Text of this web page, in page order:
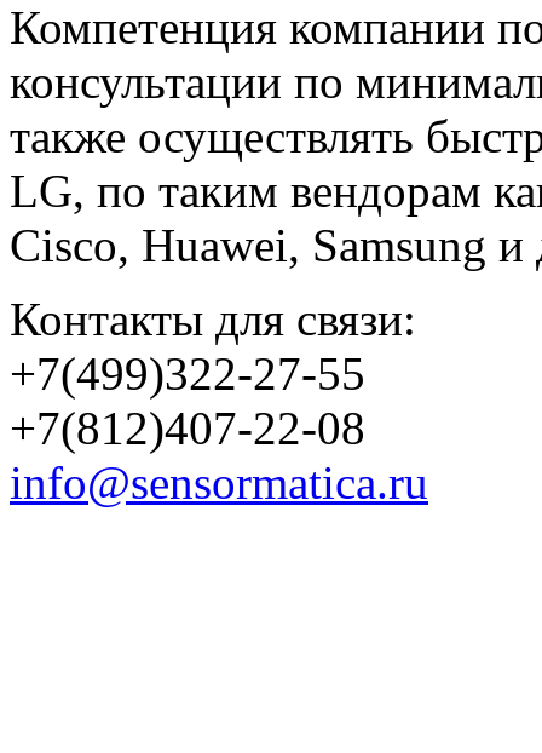
Компетенция компании
консультации по
также осуществлять
LG, по таким вендорам
Cisco, Huawei, Samsung и
Контакты для связи:
+7(499)322-27-55
+7(812)407-22-08
info@sensormatica.ru